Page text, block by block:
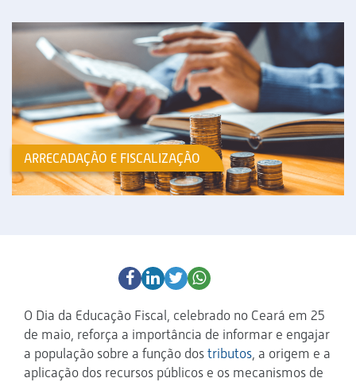
ARRECADAÇÃO E FISCALIZAÇÃO
O Dia da Educação Fiscal, celebrado no Ceará em 25
de maio, reforça a importância de informar e engajar
a população sobre a função dos tributos , a origem e a
aplicação dos recursos públicos e os mecanismos de